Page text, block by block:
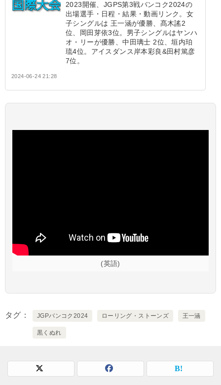
2023開催、JGPS第3戦バンコク2024の
出場選手・日程・結果・動画リンク。女
子シングルは 王一涵が優勝、髙木謠2
位、岡田芽依3位。男子シングルはヤンハ
オ・リーが優勝、中田璃士 2位、垣内珀
琉4位。アイスダンス岸本彩良&田村篤彦
7位。
2024-06-24 21:28
(英語)
タグ JGPバンコク2024 ローリング・ストーンズ 王一涵
黒くぬれ